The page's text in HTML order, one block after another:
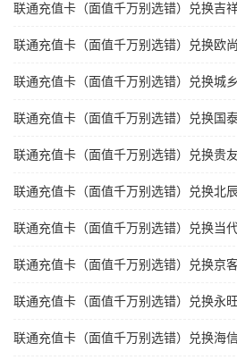
联通充值卡（面值千万别选错）兑换吉
联通充值卡（面值千万别选错）兑换欧
联通充值卡（面值千万别选错）兑换城
联通充值卡（面值千万别选错）兑换国
联通充值卡（面值千万别选错）兑换贵
联通充值卡（面值千万别选错）兑换北
联通充值卡（面值千万别选错）兑换当
联通充值卡（面值千万别选错）兑换京
联通充值卡（面值千万别选错）兑换永
联通充值卡（面值千万别选错）兑换海